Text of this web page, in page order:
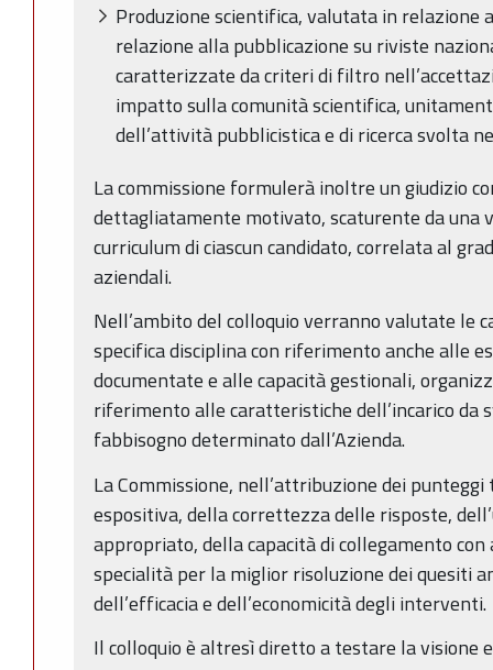
Produzione scientifica, valutata in relazione
relazione alla pubblicazione su riviste
caratterizzate da criteri di filtro
impatto sulla comunità scientifica,
dell’attività pubblicistica e di ricerca svolta
La commissione formulerà inoltre un giudizio
dettagliatamente motivato, scaturente da una
curriculum di ciascun candidato, correlata al
aziendali.
Nell’ambito del colloquio verranno valutate le
specifica disciplina con riferimento anche alle
documentate e alle capacità gestionali,
riferimento alle caratteristiche dell’incarico da
fabbisogno determinato dall’Azienda.
La Commissione, nell’attribuzione dei
espositiva, della correttezza delle risposte,
appropriato, della capacità di collegamento
specialità per la miglior risoluzione dei quesiti
dell’efficacia e dell’economicità degli interventi.
Il colloquio è altresì diretto a testare la visione